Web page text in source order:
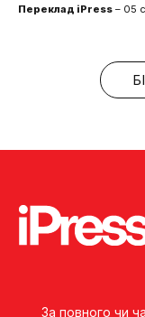
Переклад iPress – 05
За повного чи